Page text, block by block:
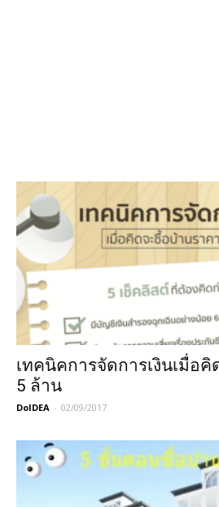
เทคนิคการจัดการเงินเมื่อ
5 ล้าน
DoIDEA - 02/09/2017